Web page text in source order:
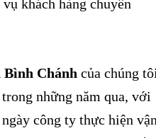
khách hàng chuyên
Bình Chánh của chúng
những năm qua, với
công ty thực hiện